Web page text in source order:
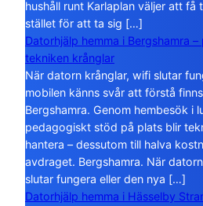
hushåll runt Karlaplan väljer att få
stället för att ta sig […]
Datorhjälp hemma i Bergshamra
tekniken krånglar
När datorn krånglar, wifi slutar
mobilen känns svår att förstå
Bergshamra. Genom hembesök i
pedagogiskt stöd på plats blir
hantera – dessutom till halva
avdraget. Bergshamra. När
slutar fungera eller den nya […]
Datorhjälp hemma i Hässelby